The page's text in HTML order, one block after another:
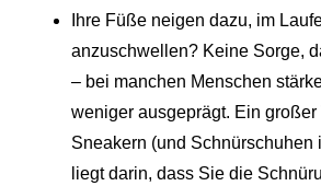
Ihre Füße neigen dazu, im
anzuschwellen? Keine Sorge,
– bei manchen Menschen
weniger ausgeprägt. Ein großer
Sneakern (und Schnürschuhen
liegt darin, dass Sie die